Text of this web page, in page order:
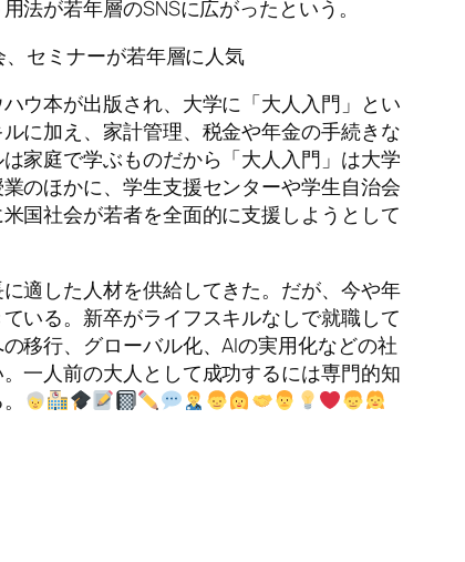
法が若年層のSNSに広がったという。
セミナーが若年層に人気
ウ本が出版され、大学に「大人入門」とい
に加え、家計管理、税金や年金の手続きな
家庭で学ぶものだから「大人入門」は大学
のほかに、学生支援センターや学生自治会
国社会が若者を全面的に支援しようとして
適した人材を供給してきた。だが、今や年
いる。新卒がライフスキルなしで就職して
移行、グローバル化、AIの実用化などの社
一人前の大人として成功するには専門的知